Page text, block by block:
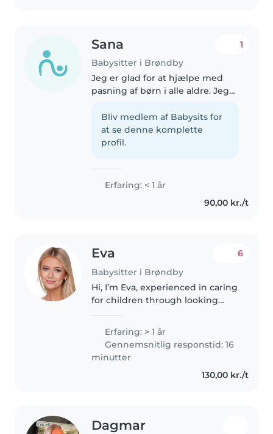
Sana
Babysitter i Brøndby
1
Jeg er glad for at hjælpe med
pasning af børn i alle aldre. Jeg
lidt Pashto. Med mine kreative
evner indenfor tegning, læsning
og musik, kan jeg lave..
Bliv medlem af Babysits for
at se denne komplette
profil.
Erfaring: < 1 år
90,00 kr./t
Eva
Babysitter i Brøndby
6
Hi, I’m Eva, experienced in caring
for children through looking
cousins. I’ve completed a
gymnastics coaching course,
enjoy teaching, helping with
homework,..
Erfaring: > 1 år
Gennemsnitlig responstid: 16
minutter
130,00 kr./t
Dagmar